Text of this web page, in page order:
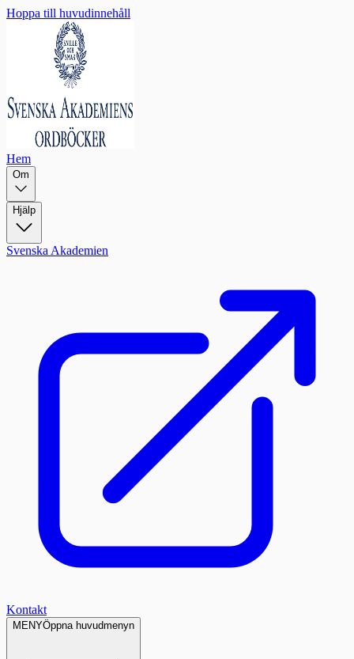
Hoppa till huvudinnehåll
Hem
Om
Hjälp
Svenska Akademien
Kontakt
MENYÖppna huvudmenyn